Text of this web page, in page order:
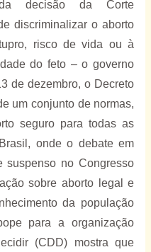
decisão da Corte
discriminalizar o aborto
risco de vida ou à
do feto – o governo
de dezembro, o Decreto
um conjunto de normas,
seguro para todas as
onde o debate em
suspenso no Congresso
sobre aborto legal e
da população
para a organização
(CDD) mostra que